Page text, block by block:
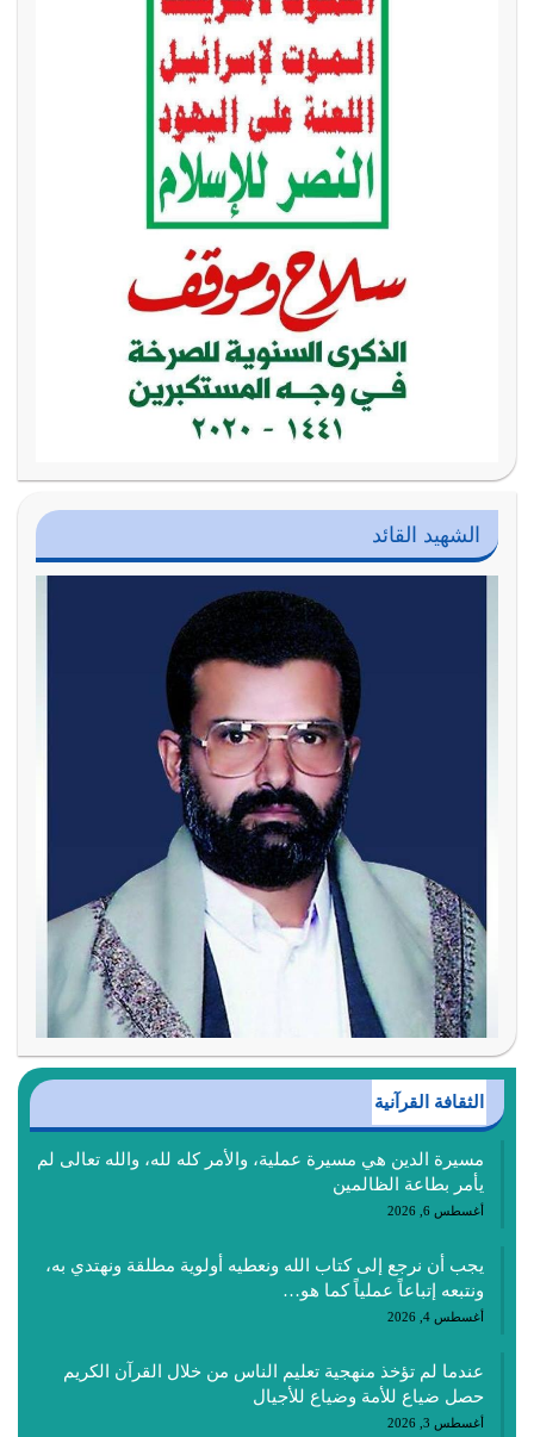
الشهيد القائد
الثقافة القرآنية
مسيرة الدين هي مسيرة عملية، والأمر كله لله، والله تعالى لم
يأمر بطاعة الظالمين
أغسطس 6, 2026
يجب أن نرجع إلى كتاب الله ونعطيه أولوية مطلقة ونهتدي به،
ونتبعه إتباعاً عملياً كما هو…
أغسطس 4, 2026
عندما لم تؤخذ منهجية تعليم الناس من خلال القرآن الكريم
حصل ضياع للأمة وضياع للأجيال
أغسطس 3, 2026